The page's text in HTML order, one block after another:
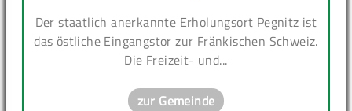
Der staatlich anerkannte Erholungsort Pegnitz ist
das östliche Eingangstor zur Fränkischen Schweiz.
Die Freizeit- und...
zur Gemeinde